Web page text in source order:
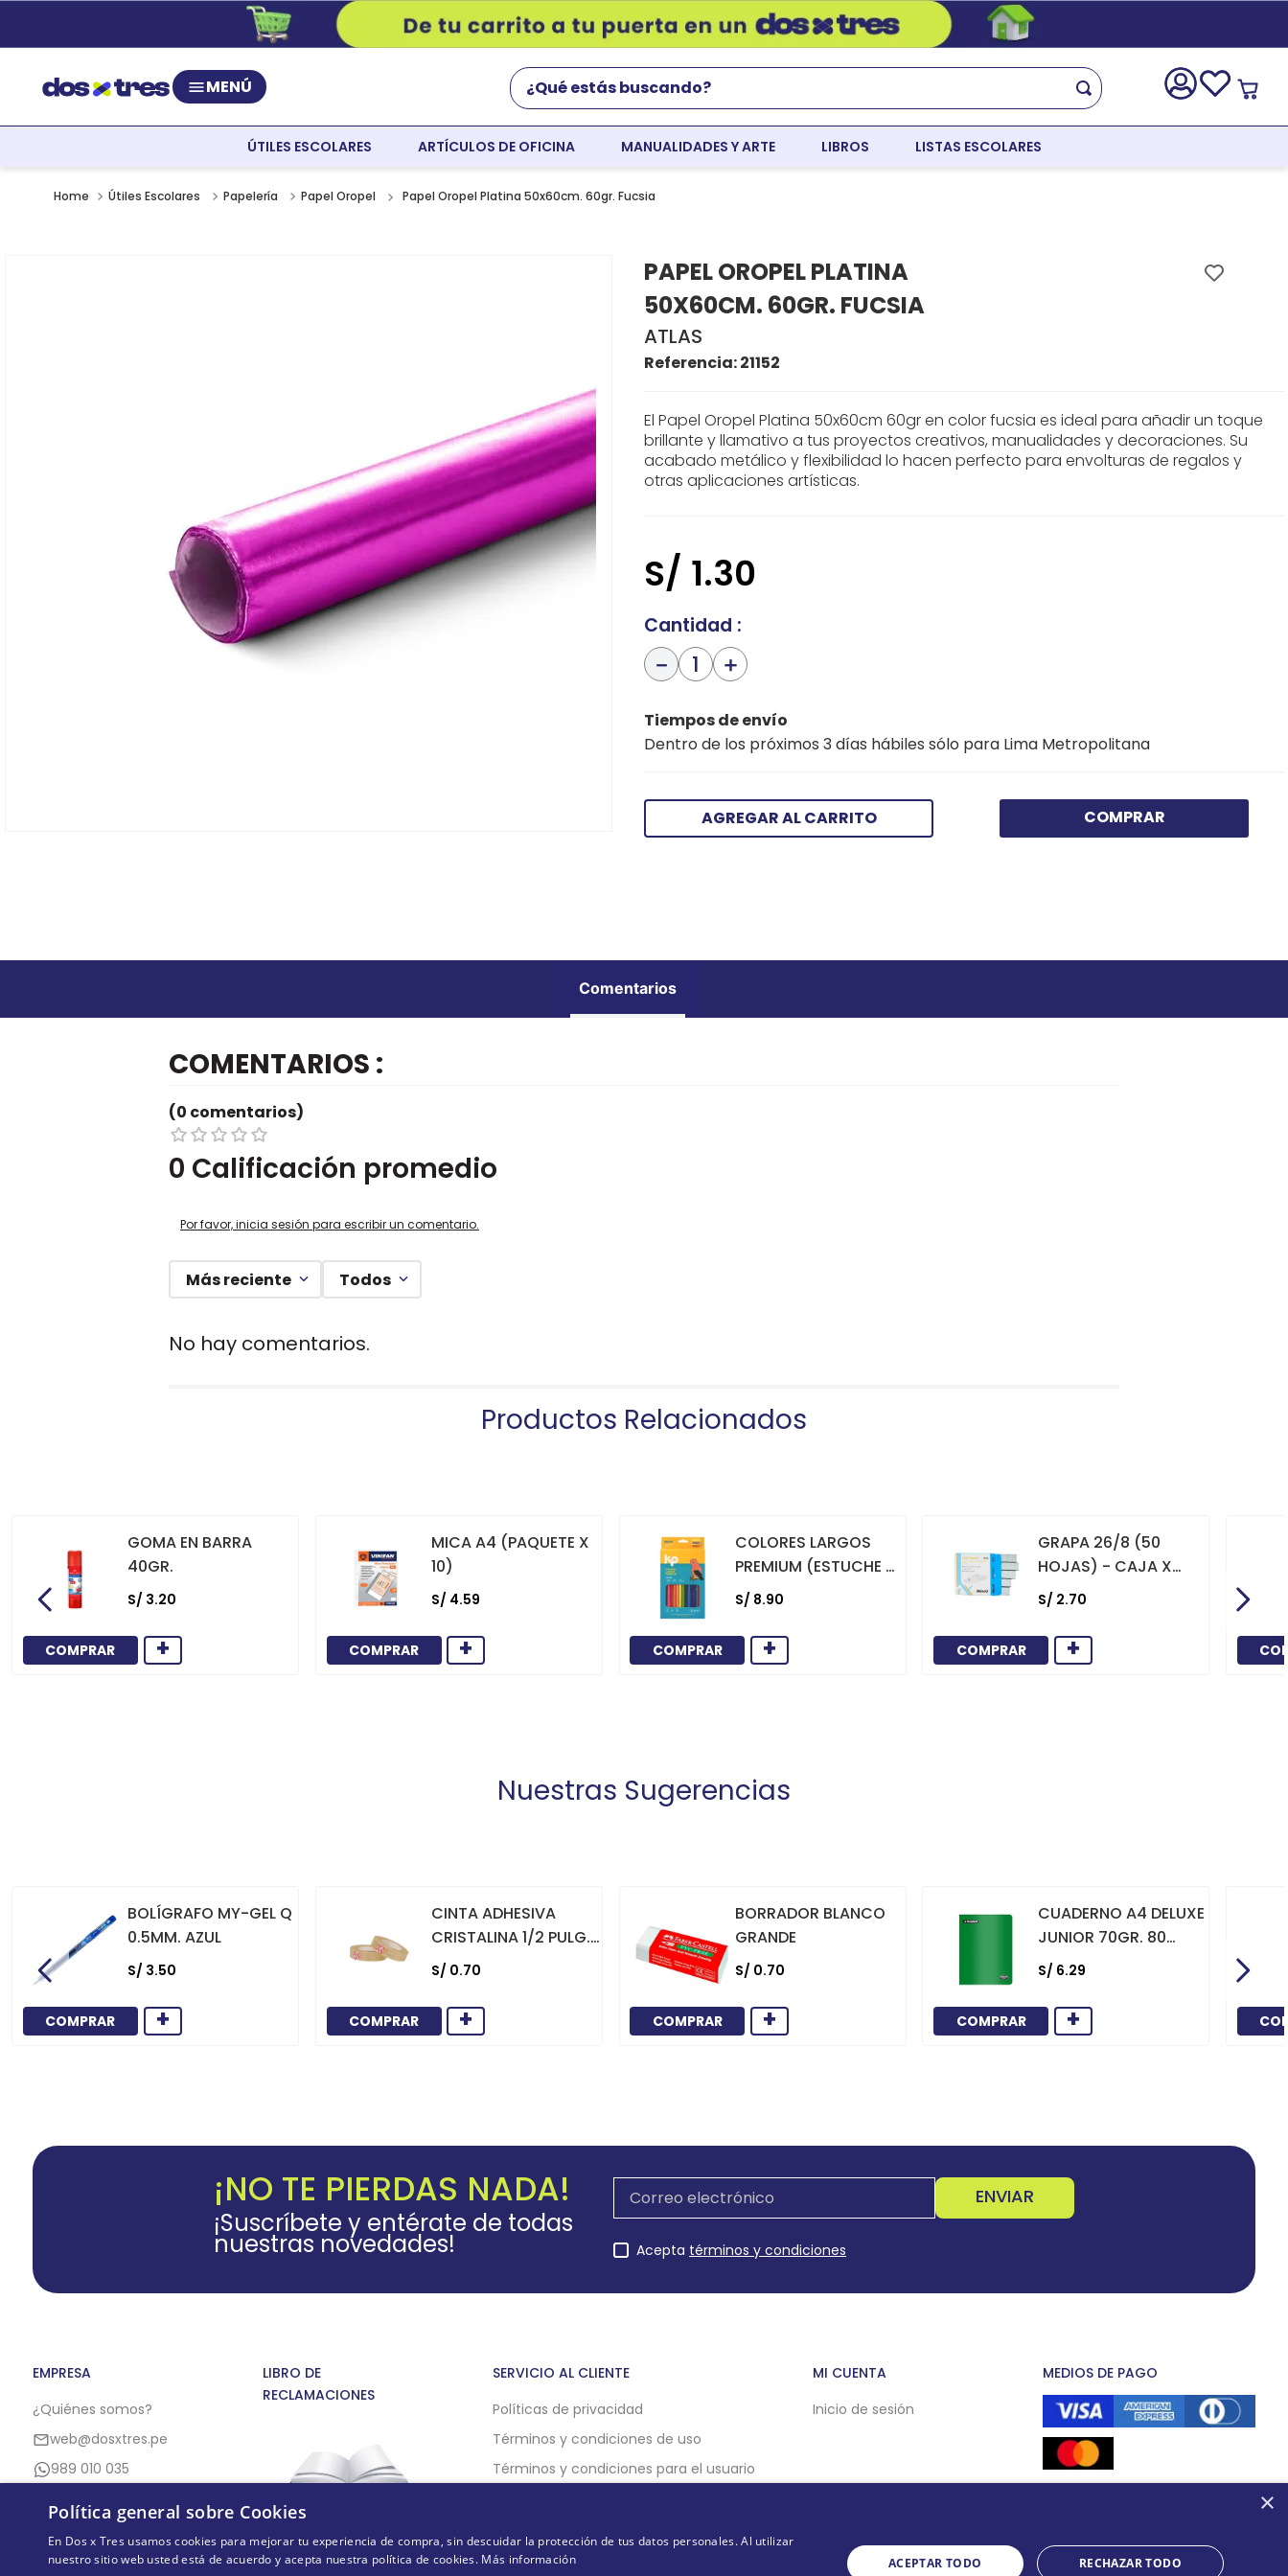
MENÚ
¿Qué estás buscando?
ÚTILES ESCOLARES ARTÍCULOS DE OFICINA MANUALIDADES Y ARTE LIBROS LISTAS ESCOLARES
Útiles Escolares Papelería Papel Oropel Papel Oropel Platina 50x60cm. 60gr. Fucsia
PAPEL OROPEL PLATINA
50X60CM. 60GR. FUCSIA
ATLAS
Referencia:21152
El Papel Oropel Platina 50x60cm 60gr en color fucsia es ideal para añadir un toque
brillante y llamativo a tus proyectos creativos, manualidades y decoraciones. Su
acabado metálico y flexibilidad lo hacen perfecto para envolturas de regalos y
otras aplicaciones artísticas.
S/ 1.30
Cantidad
＋
－
Tiempos de envío
Dentro de los próximos 3 días hábiles sólo para Lima Metropolitana
AGREGAR AL CARRITO COMPRAR
Comentarios
COMENTARIOS
0 Calificación promedio
(0 comentarios)
Por favor, inicia sesión para escribir un comentario.
Más reciente Todos
No hay comentarios.
Productos Relacionados
GOMA EN BARRA
40GR.
S/ 3.20
COMPRAR +
MICA A4 (PAQUETE X
10)
S/ 4.59
COMPRAR +
COLORES LARGOS
PREMIUM (ESTUCHE X
12)
S/ 8.90
COMPRAR +
GRAPA 26/8 (50
HOJAS) - CAJA X
1000
S/ 2.70
COMPRAR +
Nuestras Sugerencias
BOLÍGRAFO MY-GEL Q
0.5MM. AZUL
S/ 3.50
COMPRAR +
CINTA ADHESIVA
CRISTALINA 1/2 PULG.
X 36 YARDAS
S/ 0.70
COMPRAR +
BORRADOR BLANCO
GRANDE
S/ 0.70
COMPRAR +
CUADERNO A4 DELUXE
JUNIOR 70GR. 80
HOJAS
CUADRICULADO
MARCO ROJO VERDE
S/ 6.29
COMPRAR +
¡NO TE PIERDAS NADA!
¡Suscríbete y entérate de todas
nuestras novedades!
ENVIAR
Acepta términos y condiciones
EMPRESA
¿Quiénes somos?
web@dosxtres.pe
989 010 035
LIBRO DE
RECLAMACIONES
SERVICIO AL CLIENTE
Políticas de privacidad
Términos y condiciones de uso
Términos y condiciones para el usuario
MI CUENTA
Inicio de sesión
MEDIOS DE PAGO
×
Política general sobre Cookies
En Dos x Tres usamos cookies para mejorar tu experiencia de compra, sin descuidar la protección de tus datos personales. Al utilizar
nuestro sitio web usted está de acuerdo y acepta nuestra política de cookies. Más información ACEPTAR TODO RECHAZAR TODO
world english
resaltador